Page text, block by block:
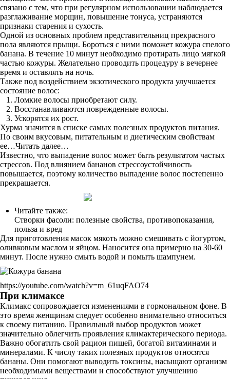
связано с тем, что при регулярном использовании наблюдается
разглаживание морщин, повышение тонуса, устраняются
признаки старения и сухость.
Одной из основных проблем представительниц прекрасного
пола являются прыщи. Бороться с ними поможет кожура спелого
банана. В течение 10 минут необходимо протирать лицо мягкой
частью кожуры. Желательно проводить процедуру в вечернее
время и оставлять на ночь.
Также под воздействием экзотического продукта улучшается
состояние волос:
Ломкие волосы приобретают силу.
Восстанавливаются поврежденные волосы.
Ускорятся их рост.
Хурма значится в списке самых полезных продуктов питания.
По своим вкусовым, питательным и диетическим свойствам
ее…Читать далее…
Известно, что выпадение волос может быть результатом частых
стрессов. Под влиянием бананов стрессоустойчивость
повышается, поэтому количество выпадение волос постепенно
прекращается.
Читайте также:
Створки фасоли: полезные свойства, противопоказания,
польза и вред
Для приготовления масок мякоть можно смешивать с йогуртом,
оливковым маслом и яйцом. Наносится она примерно на 30-60
минут. После нужно смыть водой и помыть шампунем.
https://youtube.com/watch?v=m_61uqFAO74
При климаксе
Климакс сопровождается изменениями в гормональном фоне. В
это время женщинам следует особенно внимательно относиться
к своему питанию. Правильный выбор продуктов может
значительно облегчить проявления климактерического периода.
Важно обогатить свой рацион пищей, богатой витаминами и
минералами. К числу таких полезных продуктов относятся
бананы. Они помогают выводить токсины, насыщают организм
необходимыми веществами и способствуют улучшению